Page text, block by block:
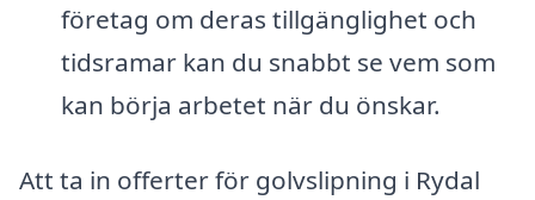
företag om deras tillgänglighet och
tidsramar kan du snabbt se vem som
kan börja arbetet när du önskar.
Att ta in offerter för golvslipning i Rydal